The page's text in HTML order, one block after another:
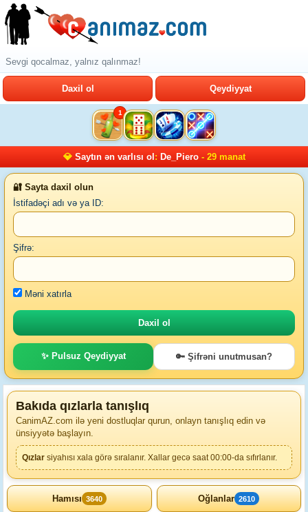
Sevgi qocalmaz, yalnız qalınmaz!
Daxil ol Qeydiyyat
1
💎 Saytın ən varlısı ol : De_Piero- 29 manat
🔐 Sayta daxil olun
İstifadəçi adı və ya ID:
Şifrə:
Məni xatırla
✨ Pulsuz Qeydiyyat 🔑 Şifrəni unutmusan?
Bakıda qızlarla tanışlıq
CanimAZ.com ilə yeni dostluqlar qurun, onlayn tanışlıq edin və
ünsiyyətə başlayın.
Qızlar siyahısı xala görə sıralanır. Xallar gecə saat 00:00-da sıfırlanır.
Hamısı 3640 Oğlanlar 2610